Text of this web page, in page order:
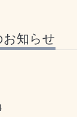
知らせ